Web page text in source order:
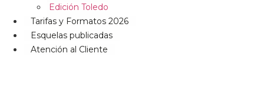
Edición Toledo
Tarifas y Formatos 2026
Esquelas publicadas
Atención al Cliente